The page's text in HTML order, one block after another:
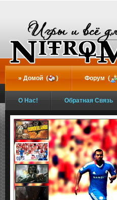
Домой ( ) Форум (
О Нас! Обратная Связь